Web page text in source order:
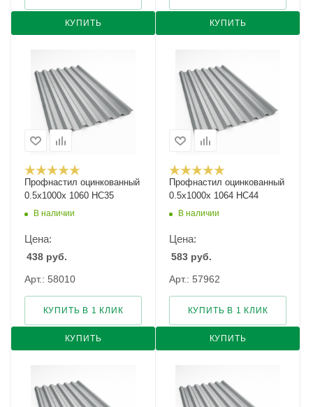
КУПИТЬ КУПИТЬ
Профнастил оцинкованный
0.5х1000х 1060 НС35
В наличии
Цена:
438 руб.
Арт.: 58010
КУПИТЬ
КУПИТЬ В 1 КЛИК
Профнастил оцинкованный
0.5х1000х 1064 НС44
В наличии
Цена:
583 руб.
Арт.: 57962
КУПИТЬ
КУПИТЬ В 1 КЛИК